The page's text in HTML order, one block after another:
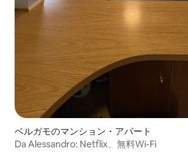
ベルガモのマンション・アパート
Da Alessandro: Netflix、無料Wi-Fi